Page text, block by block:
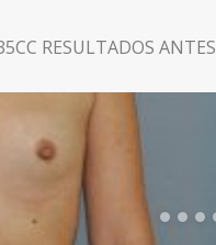
RESULTADOS